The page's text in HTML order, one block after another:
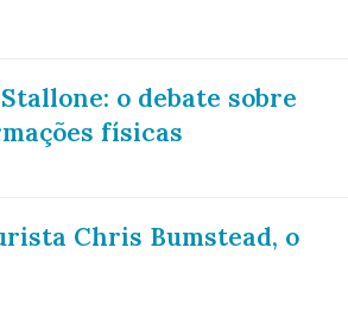
o debate sobre
físicas
Chris Bumstead, o